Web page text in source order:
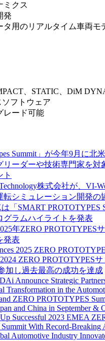
ミクス
発
タ用のリアルタイム車両モ
、STATIC、DiM
ソフトウェア
レード可能
Summit」が今年9月に北
リーダーや技術専門家を対
ト
株式会社が、VI-
転シミュレーション開発の
「SMART PROTOTYPES
グラムハイライトを発表
年ZERO PROTOTYPES
発表
2025 ZERO
ZERO PROTOTYPES
加し過去最高の成功を達成
Announce Strategic
Transformation in the
ZERO PROTOTYPES
and China in September &
Successful 2023 EMEA
With Record-Breaking
Automotive Industry